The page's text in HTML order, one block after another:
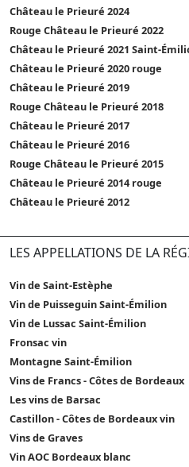
Château le Prieuré 2024
Rouge Château le Prieuré 2022
Château le Prieuré 2021 Saint-
Château le Prieuré 2020 rouge
Château le Prieuré 2019
Rouge Château le Prieuré 2018
Château le Prieuré 2017
Château le Prieuré 2016
Rouge Château le Prieuré 2015
Château le Prieuré 2014 rouge
Château le Prieuré 2012
LES APPELLATIONS DE LA
Vin de Saint-Estèphe
Vin de Puisseguin Saint-Émilion
Vin de Lussac Saint-Émilion
Fronsac vin
Montagne Saint-Émilion
Vins de Francs - Côtes de Bordeaux
Les vins de Barsac
Castillon - Côtes de Bordeaux vin
Vins de Graves
Vin AOC Bordeaux blanc